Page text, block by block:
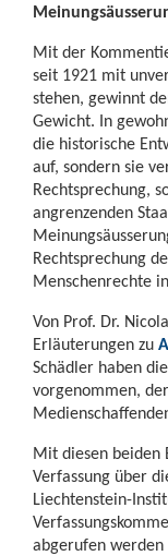
Mit der
seit 1921 mit
stehen, gewinnt
Gewicht. In
die historische
auf, sondern sie
Rechtsprechung,
angrenzenden
Rechtsprechung
Menschenrechte
Von Prof. Dr.
Erläuterungen zu
Schädler haben
vorgenommen,
Mit diesen beiden
Verfassung über
Liechtenstein-
abgerufen